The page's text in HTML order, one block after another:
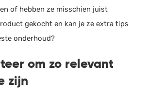
of hebben ze misschien juist
gekocht en kan je ze extra tips
onderhoud?
om zo relevant
zijn